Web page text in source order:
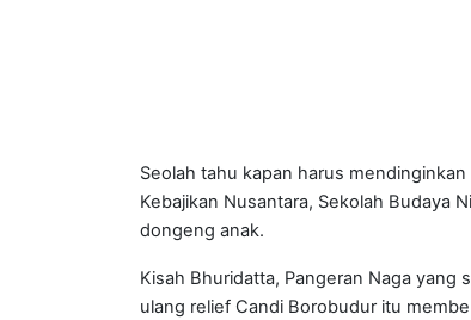
Seolah tahu kapan harus
Kebajikan Nusantara, Sekolah Budaya
dongeng anak.
Kisah Bhuridatta, Pangeran Naga
ulang relief Candi Borobudur itu